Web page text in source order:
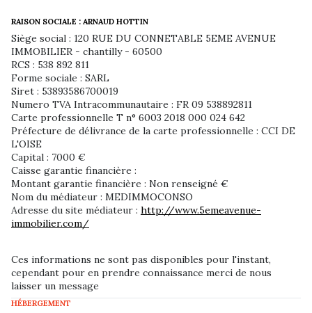
RAISON SOCIALE : ARNAUD HOTTIN
Siège social : 120 RUE DU CONNETABLE 5EME AVENUE
IMMOBILIER - chantilly - 60500
RCS : 538 892 811
Forme sociale : SARL
Siret : 53893586700019
Numero TVA Intracommunautaire : FR 09 538892811
Carte professionnelle T n° 6003 2018 000 024 642
Préfecture de délivrance de la carte professionnelle : CCI DE
L'OISE
Capital : 7000 €
Caisse garantie financière :
Montant garantie financière : Non renseigné €
Nom du médiateur : MEDIMMOCONSO
Adresse du site médiateur : http://www.5emeavenue-
immobilier.com/
Ces informations ne sont pas disponibles pour l'instant,
cependant pour en prendre connaissance merci de nous
laisser un message
HÉBERGEMENT